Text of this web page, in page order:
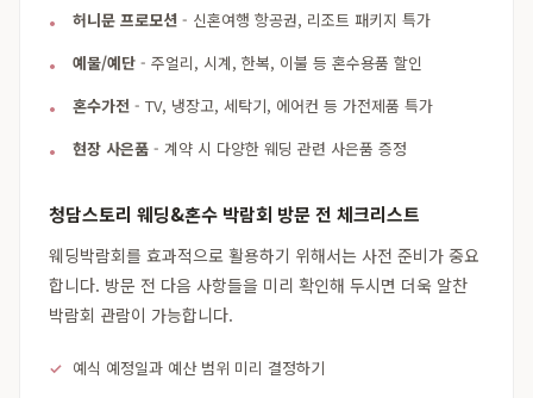
허니문 프로모션 - 신혼여행 항공권, 리조트 패키지 특가
예물/예단 - 주얼리, 시계, 한복, 이불 등 혼수용품 할인
혼수가전 - TV, 냉장고, 세탁기, 에어컨 등 가전제품 특가
현장 사은품 - 계약 시 다양한 웨딩 관련 사은품 증정
청담스토리 웨딩&혼수 박람회 방문 전 체크리스트
웨딩박람회를 효과적으로 활용하기 위해서는 사전 준비가 중요
합니다. 방문 전 다음 사항들을 미리 확인해 두시면 더욱 알찬
박람회 관람이 가능합니다.
예식 예정일과 예산 범위 미리 결정하기